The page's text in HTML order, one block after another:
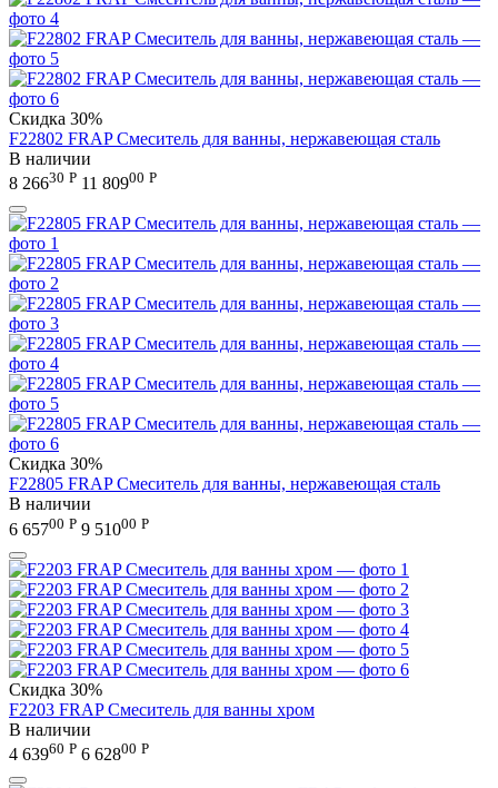
Скидка 30%
F22802 FRAP Смеситель для ванны, нержавеющая сталь
В наличии
8 26630 Р 11 80900 Р
Скидка 30%
F22805 FRAP Смеситель для ванны, нержавеющая сталь
В наличии
6 65700 Р 9 51000 Р
Скидка 30%
F2203 FRAP Смеситель для ванны хром
В наличии
4 63960 Р 6 62800 Р